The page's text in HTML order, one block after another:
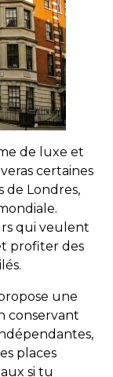
de luxe et
certaines
de Londres,
qui veulent
profiter des
une
conservant
places
si tu